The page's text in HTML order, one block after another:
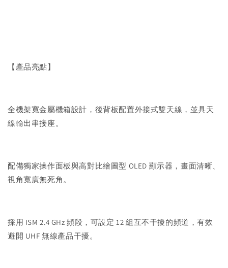
【產品亮點】
全機架寬金屬機箱設計，後背板配置外接式雙天線，並具天
線輸出串接座。
配備獨家操作面板與高對比繪圖型 OLED 顯示器，畫面清晰、
視角寬廣無死角。
採用 ISM 2.4 GHz 頻段，可設定 12 組互不干擾的頻道，有效
避開 UHF 無線產品干擾。